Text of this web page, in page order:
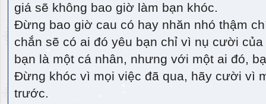
giá sẽ không bao giờ làm bạn khóc.
Đừng bao giờ cau có hay nhăn nhó thậm
chắn sẽ có ai đó yêu bạn chỉ vì nụ cười
bạn là một cá nhân, nhưng với một ai đó,
Đừng khóc vì mọi việc đã qua, hãy cười vì
trước.